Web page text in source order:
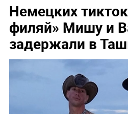
Немецких
филяй» Мишу и
задержали в